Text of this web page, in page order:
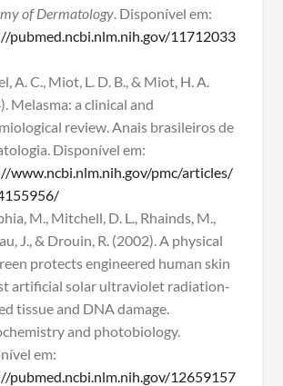
of Dermatology. Disponível em:
pubmed.ncbi.nlm.nih.gov/11712033
A. C., Miot, L. D. B., & Miot, H. A.
Melasma: a clinical and
review. Anais brasileiros de
Disponível em:
www.ncbi.nlm.nih.gov/pmc/articles/
M., Mitchell, D. L., Rhainds, M.,
J., & Drouin, R. (2002). A physical
protects engineered human skin
artificial solar ultraviolet radiation-
tissue and DNA damage.
and photobiology.
em:
pubmed.ncbi.nlm.nih.gov/12659157